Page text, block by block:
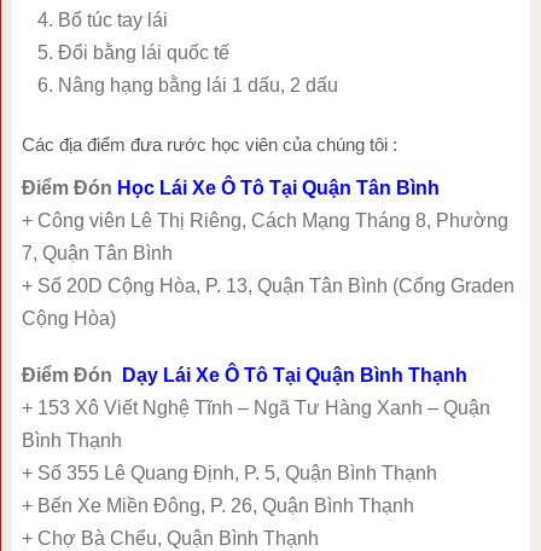
Bổ túc tay lái
Đổi bằng lái quốc tế
Nâng hạng bằng lái 1 dấu, 2 dấu
Các địa điểm đưa rước học viên của chúng tôi :
Điểm Đón Học Lái Xe Ô Tô Tại Quận Tân Bình
+ Công viên Lê Thị Riêng, Cách Mạng Tháng 8, Phường
7, Quận Tân Bình
+ Số 20D Cộng Hòa, P. 13, Quận Tân Bình (Cổng Graden
Cộng Hòa)
Điểm Đón
Dạy Lái Xe Ô Tô Tại Quận Bình Thạnh
+ 153 Xô Viết Nghệ Tĩnh – Ngã Tư Hàng Xanh – Quận
Bình Thạnh
+ Số 355 Lê Quang Định, P. 5, Quận Bình Thạnh
+ Bến Xe Miền Đông, P. 26, Quận Bình Thạnh
+ Chợ Bà Chểu, Quận Bình Thạnh